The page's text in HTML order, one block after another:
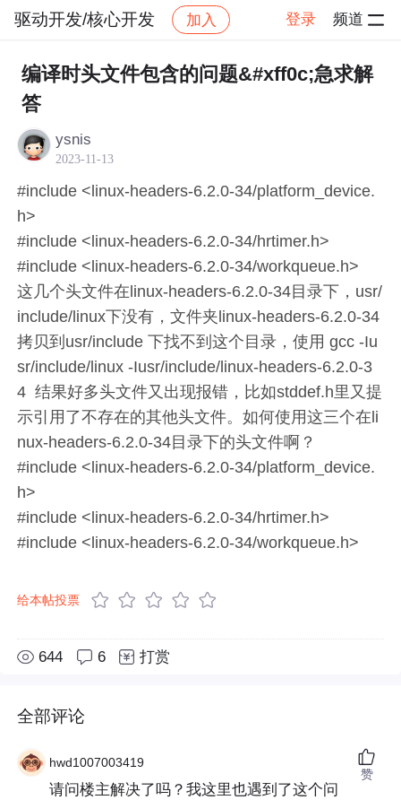
驱动开发/核心开发 加入 登录 频道
社区 驱动开发/核心开发 帖子详情
编译时头文件包含的问题&#xff0c;急求解
答
ysnis
2023-11-13
#include <linux-headers-6.2.0-34/platform_device.
h>
#include <linux-headers-6.2.0-34/hrtimer.h>
#include <linux-headers-6.2.0-34/workqueue.h>
这几个头文件在linux-headers-6.2.0-34目录下，usr/
include/linux下没有，文件夹linux-headers-6.2.0-34
拷贝到usr/include 下找不到这个目录，使用 gcc -Iu
sr/include/linux -Iusr/include/linux-headers-6.2.0-3
4 结果好多头文件又出现报错，比如stddef.h里又提
示引用了不存在的其他头文件。如何使用这三个在li
nux-headers-6.2.0-34目录下的头文件啊？
#include <linux-headers-6.2.0-34/platform_device.
h>
#include <linux-headers-6.2.0-34/hrtimer.h>
#include <linux-headers-6.2.0-34/workqueue.h>
给本帖投票
644 6 打赏
全部评论
hwd1007003419
请问楼主解决了吗？我这里也遇到了这个问
赞